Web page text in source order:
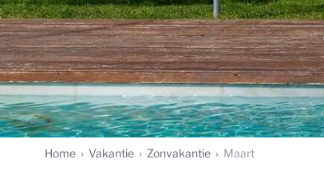
Home Vakantie Zonvakantie Maart